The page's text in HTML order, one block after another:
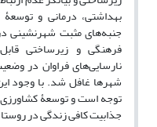
بهداشتی، درمانی و توسعۀ
جنبه‌های مثبت شهرنشینی
فرهنگی و زیرساختی
نارسایی‌های فراوان در
شهرها غافل شد. با وجود
توجه است و توسعۀ کشاورزی
جذابیت کافی زندگی در